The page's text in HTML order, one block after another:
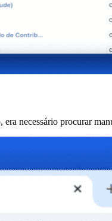
necessário procurar